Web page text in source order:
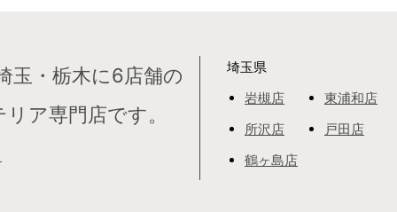
玉・栃木に6店舗の
ア専門店です。
埼玉県
岩槻店
東浦和店
所沢店
戸田店
鶴ヶ島店